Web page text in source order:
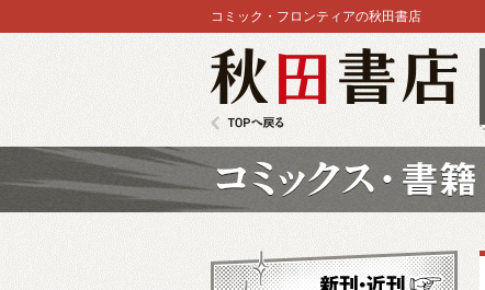
コミック・フロンティアの秋田書店